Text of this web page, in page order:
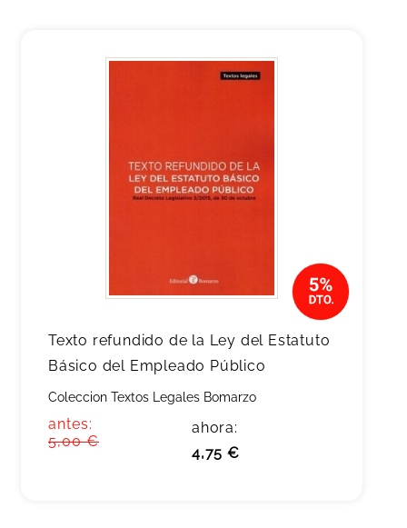
Texto refundido de la Ley del Estatuto
Básico del Empleado Público
Coleccion Textos Legales Bomarzo
antes:
5,00 €
ahora:
4,75 €